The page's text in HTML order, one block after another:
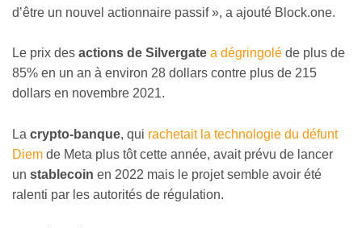
d’être un nouvel actionnaire passif », a ajouté Block.one.
Le prix des actions de Silvergate a dégringolé de plus de
85% en un an à environ 28 dollars contre plus de 215
dollars en novembre 2021.
La crypto-banque, qui rachetait la technologie du défunt
Diem de Meta plus tôt cette année, avait prévu de lancer
un stablecoin en 2022 mais le projet semble avoir été
ralenti par les autorités de régulation.